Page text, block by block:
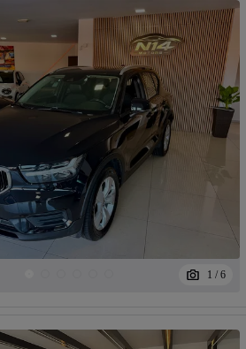
Possibilidade de
financiamento
1 / 6